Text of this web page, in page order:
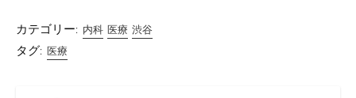
カテゴリー: 内科 医療 渋谷
タグ: 医療